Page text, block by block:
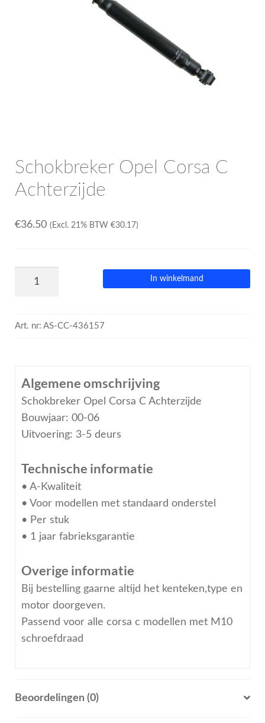
Schokbreker Opel Corsa C
Achterzijde
€36.50 (Excl. 21% BTW €30.17)
In winkelmand
Art. nr: AS-CC-436157
Algemene omschrijving
Schokbreker Opel Corsa C Achterzijde
Bouwjaar: 00-06
Uitvoering: 3-5 deurs
Technische informatie
• A-Kwaliteit
• Voor modellen met standaard onderstel
• Per stuk
• 1 jaar fabrieksgarantie
Overige informatie
Bij bestelling gaarne altijd het kenteken,type en
motor doorgeven.
Passend voor alle corsa c modellen met M10
schroefdraad
Beoordelingen (0)